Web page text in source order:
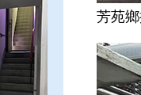
芳苑